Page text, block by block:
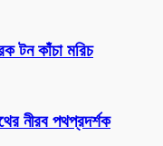
টন কাঁচা মরিচ
নীরব পথপ্রদর্শক